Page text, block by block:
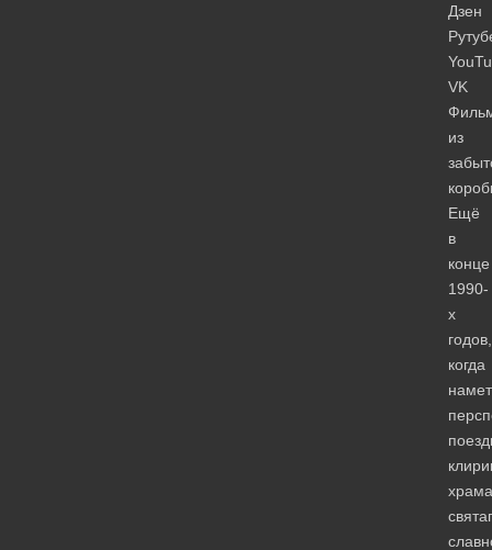
Дзен
VK
из
Ещё
в
конце
1990-
х
годов,
когда
храма